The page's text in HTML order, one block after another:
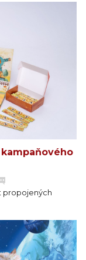
propojených